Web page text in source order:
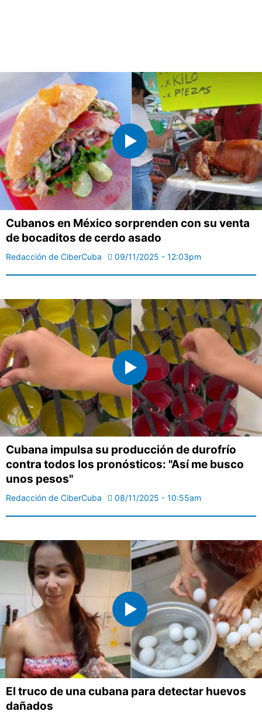
Cubanos en México sorprenden con su venta
de bocaditos de cerdo asado
Redacción de CiberCuba 09/11/2025 - 12:03pm
Cubana impulsa su producción de durofrío
contra todos los pronósticos: "Así me busco
unos pesos"
Redacción de CiberCuba 08/11/2025 - 10:55am
El truco de una cubana para detectar huevos
dañados